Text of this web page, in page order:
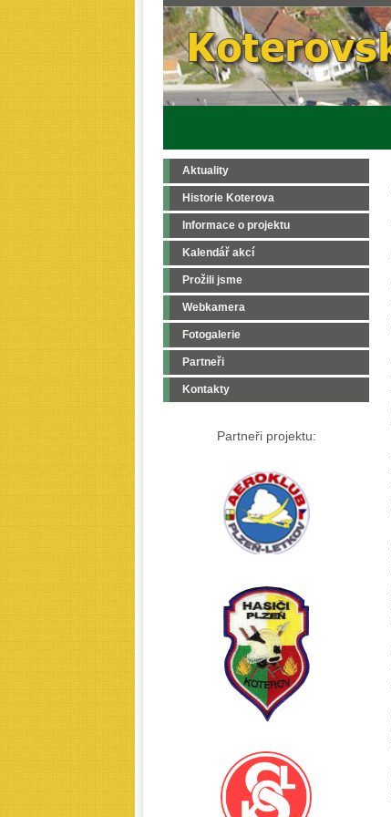
Aktuality
Historie Koterova
Informace o projektu
Kalendář akcí
Prožili jsme
Webkamera
Fotogalerie
Partneři
Kontakty
Partneři projektu: